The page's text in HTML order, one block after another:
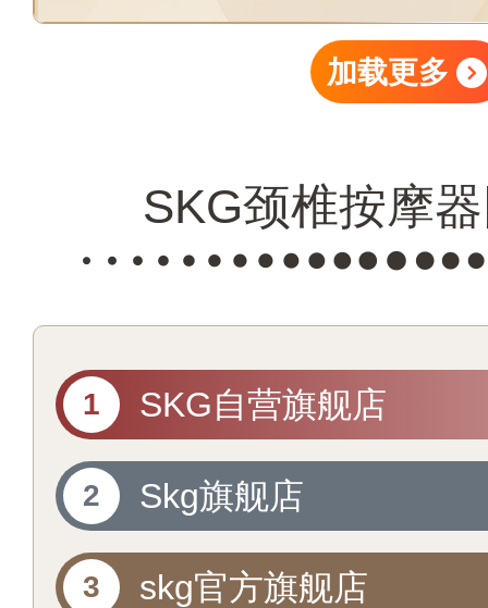
加载更多
SKG颈椎按摩
SKG自营旗舰店
Skg旗舰店
skg官方旗舰店